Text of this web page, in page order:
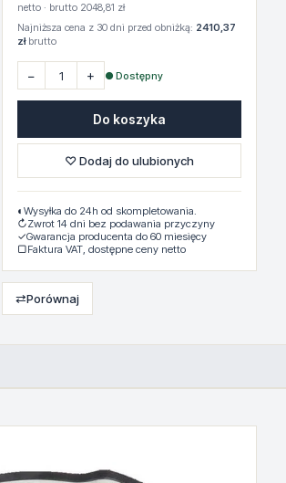
netto · brutto 2048,81 zł
Najniższa cena z 30 dni przed obniżką: 2410,37
złbrutto
− + ● Dostępny
Do koszyka
♡ Dodaj do ulubionych
◐ Wysyłka do 24h od skompletowania.
↻Zwrot 14 dni bez podawania przyczyny
✓Gwarancja producenta do 60 miesięcy
▢Faktura VAT, dostępne ceny netto
⇄Porównaj